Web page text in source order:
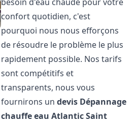
confort quotidien, c'est
pourquoi nous nous efforçons
de résoudre le problème le plus
rapidement possible. Nos tarifs
sont compétitifs et
transparents, nous vous
fournirons undevis Dépannage
chauffe eau AtlanticSaint